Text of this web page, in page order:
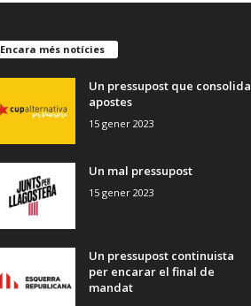
Encara més notícies
Un pressupost que consolida
apostes
15 gener 2023
Un mal pressupost
15 gener 2023
Un pressupost continuista
per encarar el final de
mandat